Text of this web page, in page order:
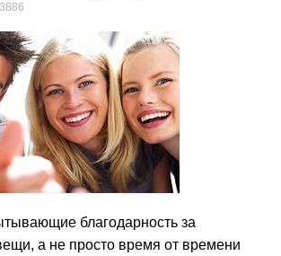
3886
благодарность за
а не просто время от времени